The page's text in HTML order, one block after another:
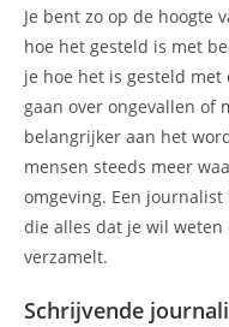
Je bent zo op de hoogte
hoe het gesteld is met
je hoe het is gesteld
gaan over ongevallen of
belangrijker aan het
mensen steeds meer
omgeving. Een
die alles dat je wil
verzamelt.
Schrijvende